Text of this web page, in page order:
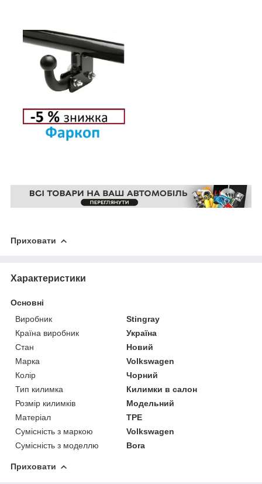
Приховати
Характеристики
Основні
Виробник
Stingray
Країна виробник
Україна
Стан
Новий
Марка
Volkswagen
Колір
Чорний
Тип килимка
Килимки в салон
Розмір килимків
Модельний
Матеріал
TPE
Сумісність з маркою
Volkswagen
Сумісність з моделлю
Bora
Приховати